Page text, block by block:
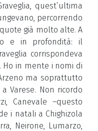
quest’ultima
percorrendo
già molto alte. A
e in profondità: il
corrispondeva
in mente i nomi di
ma soprattutto
Varese. Non ricordo
Canevale –questo
i natali a Chighizola
Neirone, Lumarzo,